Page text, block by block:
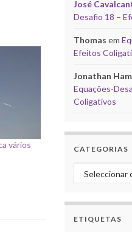
vários
José
Desafio 18 –
Thomas em
Efeitos
Jonathan
Equações-
Coligativos
CATEGORIAS
Categorias
ETIQUETAS